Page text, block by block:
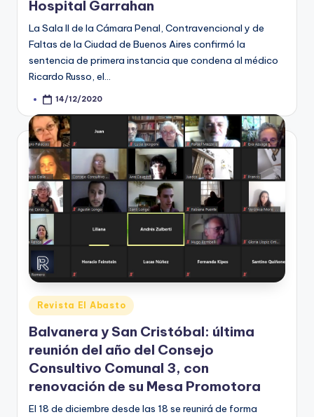
Hospital Garrahan
La Sala II de la Cámara Penal, Contravencional y de
Faltas de la Ciudad de Buenos Aires confirmó la
sentencia de primera instancia que condena al médico
Ricardo Russo, el…
Posted14/12/2020
Posted
in
Revista El Abasto
Balvanera y San Cristóbal: última
reunión del año del Consejo
Consultivo Comunal 3, con
renovación de su Mesa Promotora
El 18 de diciembre desde las 18 se reunirá de forma